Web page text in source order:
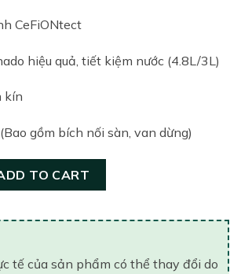
CeFiONtect
hiệu quả, tiết kiệm nước (4.8L/3L)
kín
gồm bích nối sàn, van dừng)
TO CART
tế của sản phẩm có thể thay đổi do